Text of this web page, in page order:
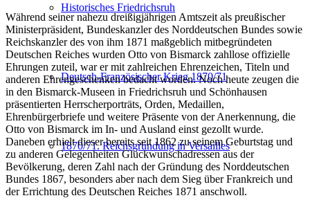
Historisches Friedrichsruh
Deutsch-Französischer Krieg 1870/71
1870/71. Reichsgründung in Versailles
Während seiner nahezu dreißigjährigen Amtszeit als preußischer
Ministerpräsident, Bundeskanzler des Norddeutschen Bundes sowie
Reichskanzler des von ihm 1871 maßgeblich mitbegründeten
Deutschen Reiches wurden Otto von Bismarck zahllose offizielle
Ehrungen zuteil, war er mit zahlreichen Ehrenzeichen, Titeln und
anderen Ehrengeschenken bedacht worden. Noch heute zeugen die
in den Bismarck-Museen in Friedrichsruh und Schönhausen
präsentierten Herrscherporträts, Orden, Medaillen,
Ehrenbürgerbriefe und weitere Präsente von der Anerkennung, die
Otto von Bismarck im In- und Ausland einst gezollt wurde.
Daneben erhielt dieser bereits seit 1862 zu seinem Geburtstag und
zu anderen Gelegenheiten Glückwunschadressen aus der
Bevölkerung, deren Zahl nach der Gründung des Norddeutschen
Bundes 1867, besonders aber nach dem Sieg über Frankreich und
der Errichtung des Deutschen Reiches 1871 anschwoll.